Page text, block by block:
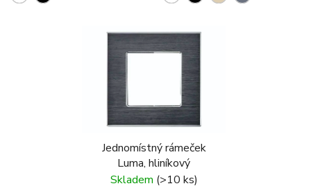
Jednomístný rámeček
Luma, hliníkový
Skladem (>10 ks)